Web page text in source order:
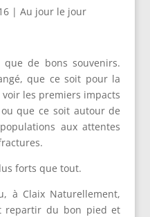
| Au jour le jour
de bons souvenirs.
que ce soit pour la
voir les premiers impacts
que ce soit autour de
aux attentes
forts que tout.
à Claix Naturellement,
repartir du bon pied et